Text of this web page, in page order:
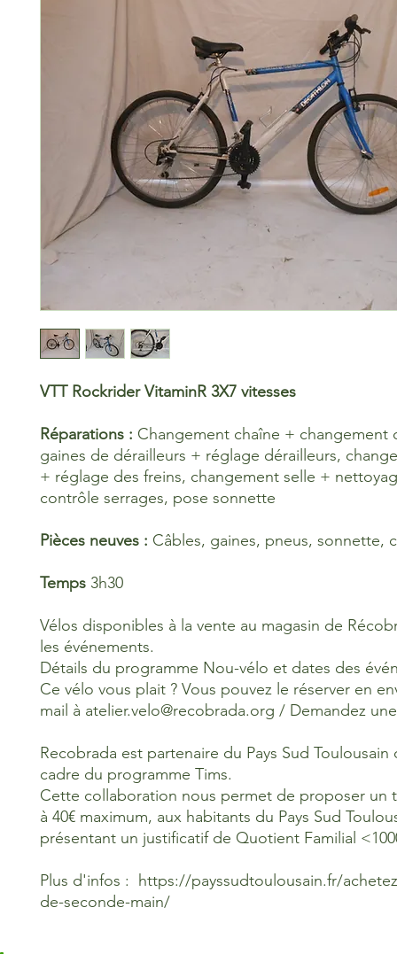
VTT Rockrider VitaminR 3X7 vitesses
Réparations : Changement chaîne + changement
gaines de dérailleurs + réglage dérailleurs,
+ réglage des freins, changement selle +
contrôle serrages, pose sonnette
Pièces neuves : Câbles, gaines, pneus, sonnette,
Temps 3h30
Vélos disponibles à la vente au magasin de
les événements.
Détails du programme Nou-vélo et dates des
Ce vélo vous plait ? Vous pouvez le réserver en
mail à atelier.velo@recobrada.org / Demandez
Recobrada est partenaire du Pays Sud Toulousain
cadre du programme Tims.
Cette collaboration nous permet de proposer un
à 40€ maximum, aux habitants du Pays Sud
présentant un justificatif de Quotient Familial
Plus d'infos : https://payssudtoulousain.fr/
de-seconde-main/